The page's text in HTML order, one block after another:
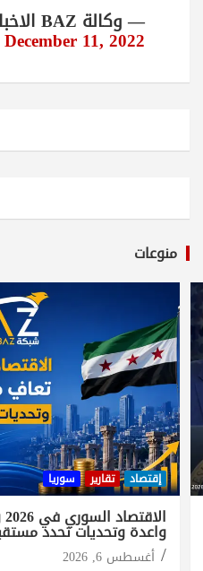
— وكالة BAZ الاخبارية (@baznewz)
December 11, 2022
منوعات
إقتصاد تقارير سوريا
واعدة وتحديات تحدد
أغسطس 6, 2026